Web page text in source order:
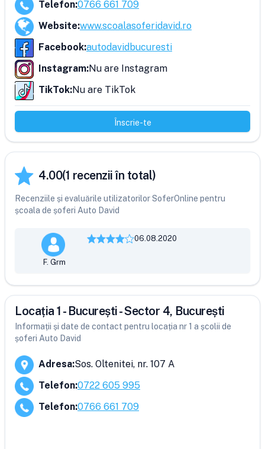
Telefon:0766 661 709
Website:www.scoalasoferidavid.ro
Facebook:autodavidbucuresti
Instagram:Nu are Instagram
TikTok:Nu are TikTok
Înscrie-te
4.00(1 recenzii în total)
Recenziile și evaluările utilizatorilor SoferOnline pentru
școala de șoferi Auto David
F. Grm
06.08.2020
Locația 1 - București - Sector 4, București
Informații și date de contact pentru locația nr 1 a școlii de
șoferi Auto David
Adresa:Sos. Oltenitei, nr. 107 A
Telefon:0722 605 995
Telefon:0766 661 709